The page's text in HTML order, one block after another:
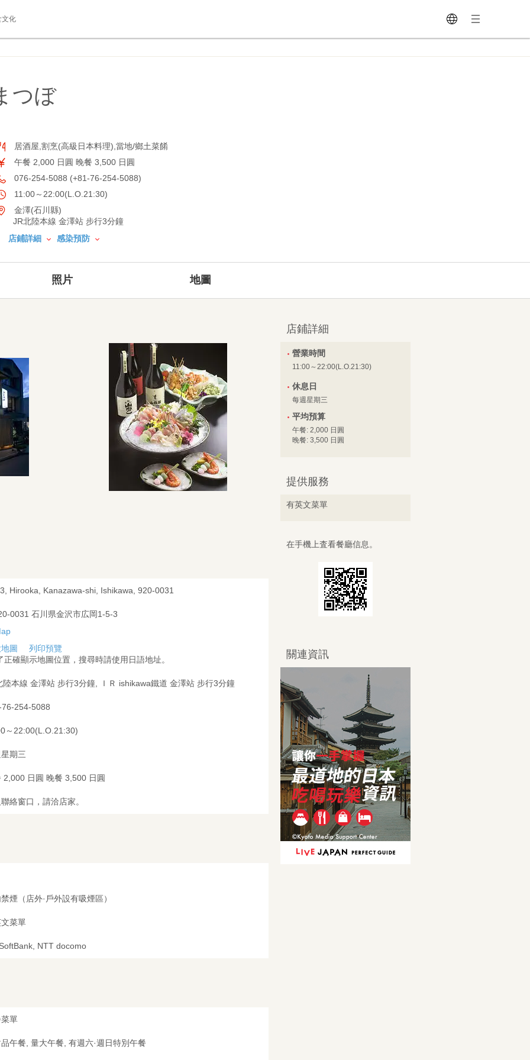
文化
つぼ
居酒屋,割烹(高級日本料理),當地/鄉土菜餚
午餐 2,000 日圓 晚餐 3,500 日圓
076-254-5088 (+81-76-254-5088)
11:00～22:00(L.O.21:30)
金澤(石川縣)
JR北陸本線 金澤站 步行3分鐘
店鋪詳細
感染預防
照片 地圖
Hirooka, Kanazawa-shi, Ishikawa, 920-0031
0031 石川県金沢市広岡1-5-3
圖
列印預覽
正確顯示地圖位置，搜尋時請使用日語地址。
陸本線 金澤站 步行3分鐘, ＩＲ ishikawa鐵道 金澤站 步行3分鐘
76-254-5088
～22:00(L.O.21:30)
期三
2,000 日圓 晚餐 3,500 日圓
絡窗口，請洽店家。
煙（店外·戶外設有吸煙區）
菜單
NTT docomo
單
午餐, 量大午餐, 有週六·週日特別午餐
店鋪詳細
營業時間
11:00～22:00(L.O.21:30)
休息日
每週星期三
平均預算
午餐: 2,000 日圓
晚餐: 3,500 日圓
提供服務
有英文菜單
在手機上査看餐廳信息。
關連資訊